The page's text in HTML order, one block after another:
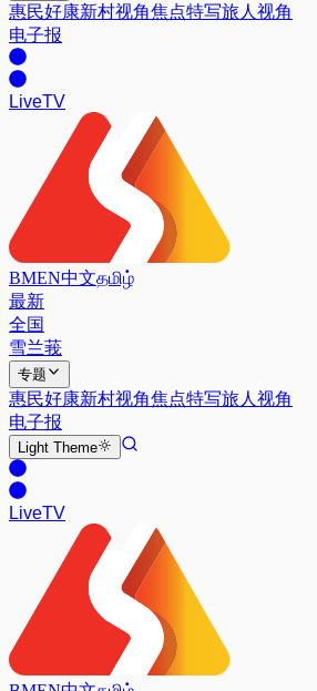
惠民好康新村视角焦点特写旅人视角
电子报
LiveTV
BMEN中文தமிழ்
最新
全国
雪兰莪
专题
惠民好康新村视角焦点特写旅人视角
电子报
Light Theme
LiveTV